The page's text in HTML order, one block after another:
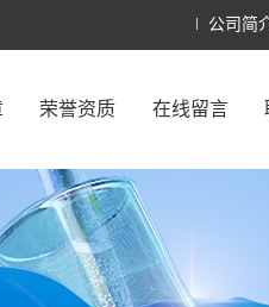
公司简
荣誉资质 在线留言